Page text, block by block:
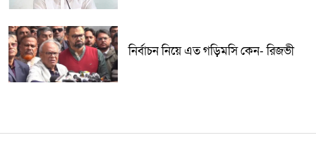
নির্বাচন নিয়ে এত গড়িমসি কেন- রিজভী